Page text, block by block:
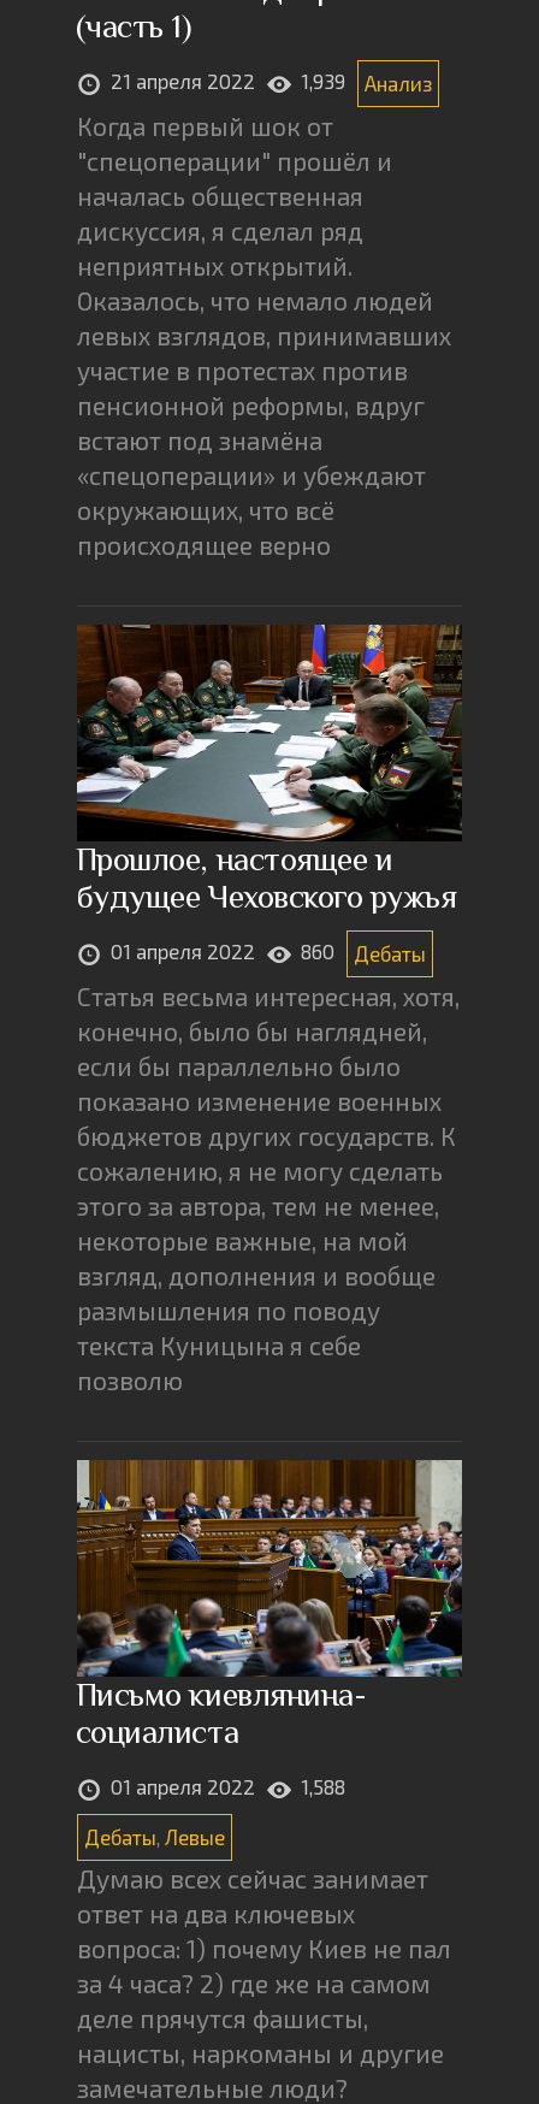
(часть 1)
21 апреля 2022 1,939 Анализ
Когда первый шок от
"спецоперации" прошёл и
началась общественная
дискуссия, я сделал ряд
неприятных открытий.
Оказалось, что немало людей
левых взглядов, принимавших
участие в протестах против
пенсионной реформы, вдруг
встают под знамёна
«спецоперации» и убеждают
окружающих, что всё
происходящее верно
Прошлое, настоящее и
будущее Чеховского ружья
01 апреля 2022 860 Дебаты
Статья весьма интересная, хотя,
конечно, было бы наглядней,
если бы параллельно было
показано изменение военных
бюджетов других государств. К
сожалению, я не могу сделать
этого за автора, тем не менее,
некоторые важные, на мой
взгляд, дополнения и вообще
размышления по поводу
текста Куницына я себе
позволю
Письмо киевлянина-
социалиста
01 апреля 2022 1,588
Дебаты Левые
Думаю всех сейчас занимает
ответ на два ключевых
вопроса: 1) почему Киев не пал
за 4 часа? 2) где же на самом
деле прячутся фашисты,
нацисты, наркоманы и другие
замечательные люди?